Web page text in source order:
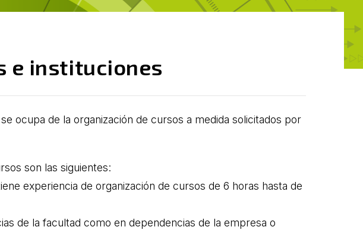
e instituciones
ocupa de la organización de cursos a medida solicitados por
son las siguientes:
experiencia de organización de cursos de 6 horas hasta de
de la facultad como en dependencias de la empresa o